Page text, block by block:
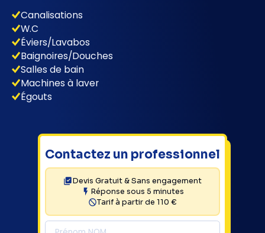
Canalisations
W.C
Éviers/Lavabos
Baignoires/Douches
Salles de bain
Machines à laver
Égouts
Contactez un professionnel
Devis Gratuit & Sans engagement
Réponse sous 5 minutes
Tarif à partir de 110 €